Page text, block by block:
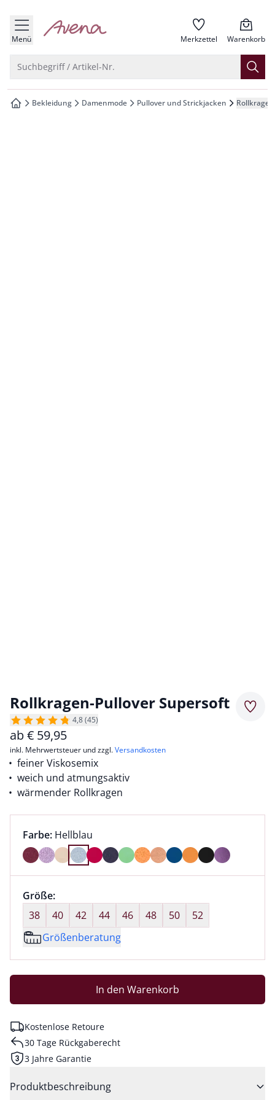
springen
springen
springen
springen
Menü zur Startseite Merkzettel Warenkorb
Suchbegriff / Artikel-Nr.
zur Startseite
Bekleidung Damenmode Pullover und Strickjacken
Rollkragen-Pullover Supersoft
4,8 (45)
ab€ 59,95
inkl. Mehrwertsteuer und zzgl.Versandkosten
feiner Viskosemix
weich und atmungsaktiv
wärmender Rollkragen
Farbauswahl:
Farbe: aktuell ausgewählt:
Hellblau
Farbe Hellblau ausgewählt
Größenauswahl:
Größe:nichts ausgewählt
38
40 42 44 46 48 50
52
Größenberatung
In den Warenkorb
Kostenlose Retoure
30 Tage Rückgaberecht
3 Jahre Garantie
Produktbeschreibung